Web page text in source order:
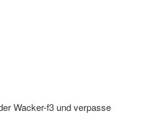
Wacker-f3 und verpasse